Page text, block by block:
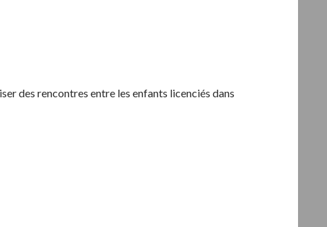
des rencontres entre les enfants licenciés dans